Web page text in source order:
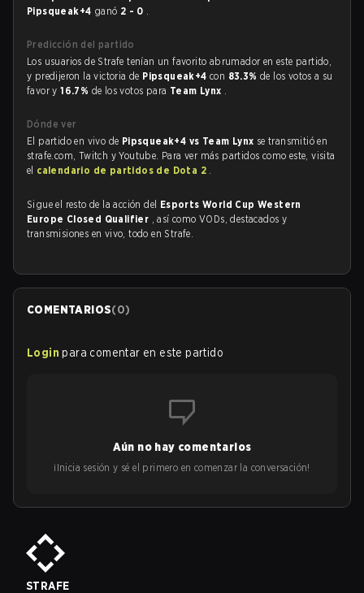
Pipsqueak+4 ganó 2 - 0 .
Predicción del partido
Los usuarios de Strafe tenían un favorito abrumador en este partido,
y predijeron la victoria de Pipsqueak+4con 83.3%de los votos a su
favor y16.7% de los votos para Team Lynx .
Dónde ver
El partido en vivo de Pipsqueak+4 vs Team Lynx se transmitió en
strafe.com, Twitch y Youtube. Para ver más partidos como este, visita
el calendario de partidos de Dota 2 .
Sigue el resto de la acción del Esports World Cup Western
Europe Closed Qualifier , así como VODs, destacados y
transmisiones en vivo, todo en Strafe.
COMENTARIOS(0)
Login para comentar en este partido
Aún no hay comentarios
¡Inicia sesión y sé el primero en comenzar la conversación!
STRAFE